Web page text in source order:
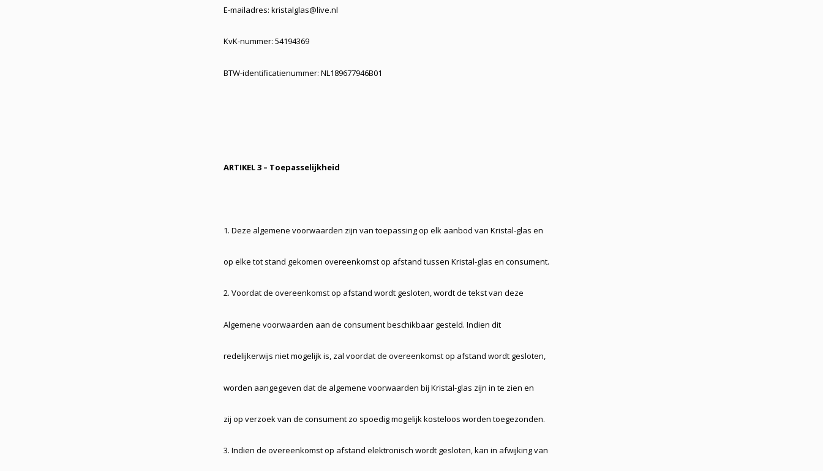
E-mailadres: kristalglas@live.nl
KvK-nummer: 54194369
BTW-identificatienummer: NL189677946B01
ARTIKEL 3 – Toepasselijkheid
1. Deze algemene voorwaarden zijn van toepassing op elk aanbod van Kristal-glas en
op elke tot stand gekomen overeenkomst op afstand tussen Kristal-glas en consument.
2. Voordat de overeenkomst op afstand wordt gesloten, wordt de tekst van deze
Algemene voorwaarden aan de consument beschikbaar gesteld. Indien dit
redelijkerwijs niet mogelijk is, zal voordat de overeenkomst op afstand wordt gesloten,
worden aangegeven dat de algemene voorwaarden bij Kristal-glas zijn in te zien en
zij op verzoek van de consument zo spoedig mogelijk kosteloos worden toegezonden.
3. Indien de overeenkomst op afstand elektronisch wordt gesloten, kan in afwijking van